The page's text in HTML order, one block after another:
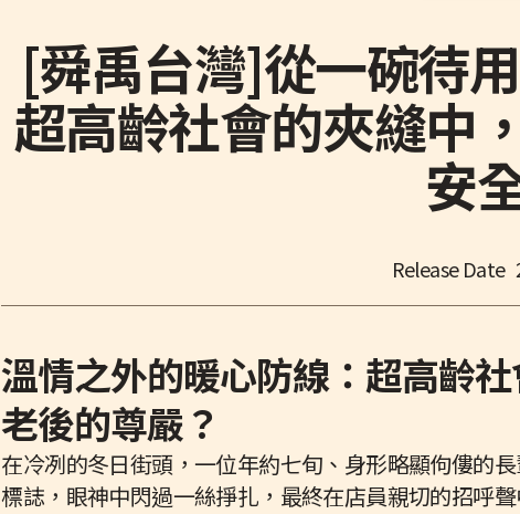
[舜禹台灣]從一碗待
超高齡社會的夾縫中
安
Release Date
溫情之外的暖心防線：超高齡
老後的尊嚴？
在冷冽的冬日街頭，一位年約七旬、身形略顯佝僂的
標誌，眼神中閃過一絲掙扎，最終在店員親切的招呼